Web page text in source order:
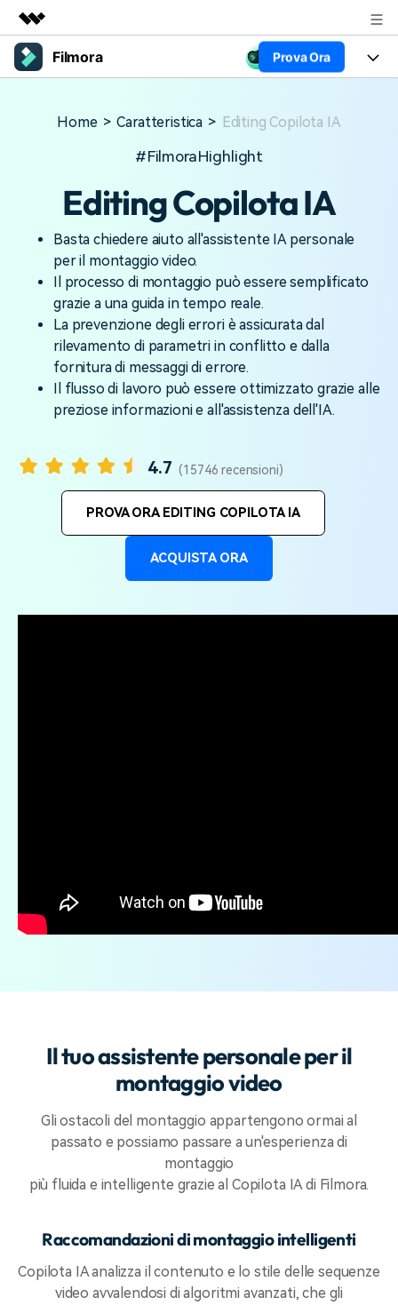
Prodotti in evidenza
Sala stampa
Negozio
Supporto
Filmora Prova Ora
Video/Immagine
Soluzioni
Creare
Risorse
Tip per Editing
Tip per Live-Streaming
Tip per Screen Recorder
Diversi Editor Video
Centro Aiuto
Contattaci
raggiungono il successo
Apprendimento
NEGOZIO Accedi
cerca
Home > Caratteristica > Editing Copilota IA
#FilmoraHighlight
Editing Copilota IA
Basta chiedere aiuto all'assistente IA personale
per il montaggio video.
Il processo di montaggio può essere semplificato
grazie a una guida in tempo reale.
La prevenzione degli errori è assicurata dal
rilevamento di parametri in conflitto e dalla
fornitura di messaggi di errore.
Il flusso di lavoro può essere ottimizzato grazie alle
preziose informazioni e all'assistenza dell'IA.
4.7 (15746 recensioni)
PROVA ORA EDITING COPILOTA IA
ACQUISTA ORA
Il tuo assistente personale per il
montaggio video
Gli ostacoli del montaggio appartengono ormai al
passato e possiamo passare a un'esperienza di
montaggio
più fluida e intelligente grazie al Copilota IA di Filmora.
Raccomandazioni di montaggio intelligenti
Copilota IA analizza il contenuto e lo stile delle sequenze
video avvalendosi di algoritmi avanzati, che gli